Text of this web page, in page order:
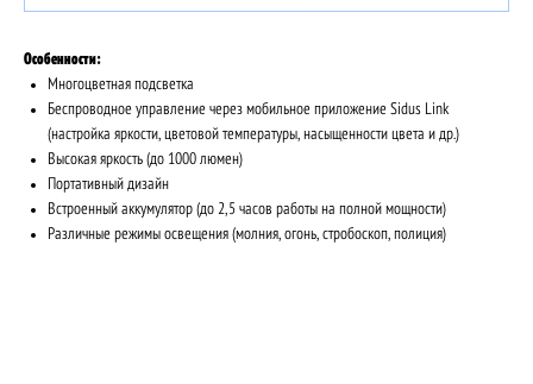
Особенности:
Многоцветная подсветка
Беспроводное управление через мобильное приложение Sidus Link
(настройка яркости, цветовой температуры, насыщенности цвета и др.)
Высокая яркость (до 1000 люмен)
Портативный дизайн
Встроенный аккумулятор (до 2,5 часов работы на полной мощности)
Различные режимы освещения (молния, огонь, стробоскоп, полиция)